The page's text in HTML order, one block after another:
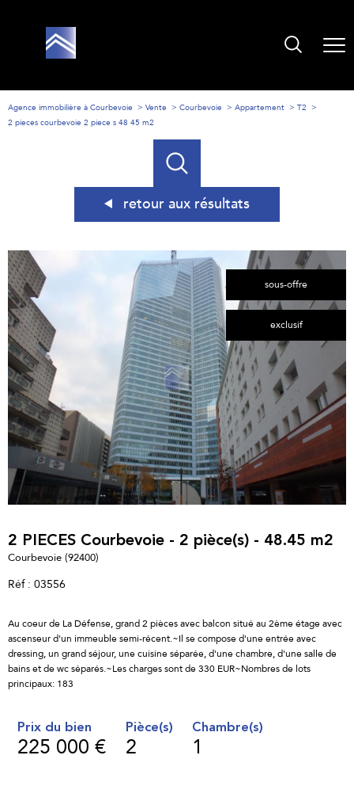
Agence immobilière à Courbevoie Vente Courbevoie Appartement
T2
2 pieces courbevoie 2 piece s 48 45 m2
retour aux résultats
sous-offre
exclusif
2 PIECES Courbevoie - 2 pièce(s) - 48.45 m2
Courbevoie (92400)
Réf : 03556
Au coeur de La Défense, grand 2 pièces avec balcon situé au 2ème étage avec
ascenseur d'un immeuble semi-récent.~Il se compose d'une entrée avec
dressing, un grand séjour, une cuisine séparée, d'une chambre, d'une salle de
bains et de wc séparés.~Les charges sont de 330 EUR~Nombres de lots
Prix du bien
225 000 €
Pièce(s)
2
Chambre(s)
1